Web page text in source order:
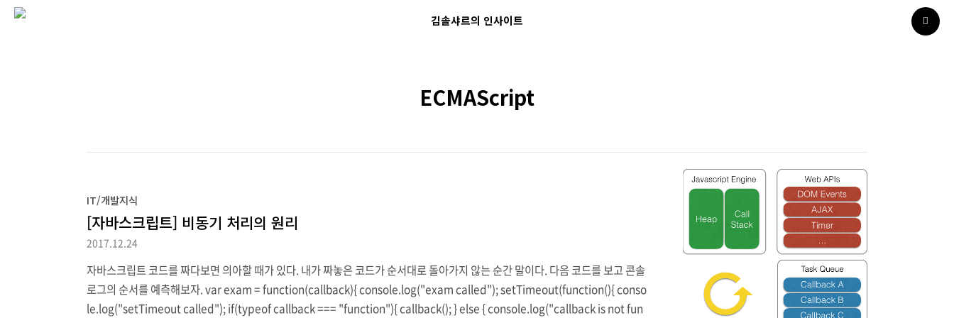
김솔샤르의 인사이트
ECMAScript
IT/개발지식
[자바스크립트] 비동기 처리의 원리
2017.12.24
자바스크립트 코드를 짜다보면 의아할 때가 있다. 내가 짜놓은 코드가 순서대로 돌아가지 않는 순간 말이다. 다음 코드를 보고 콘솔
로그의 순서를 예측해보자. var exam = function(callback){ console.log("exam called"); setTimeout(function(){ conso
le.log("setTimeout called"); if(typeof callback === "function"){ callback(); } else { console.log("callback is not fun